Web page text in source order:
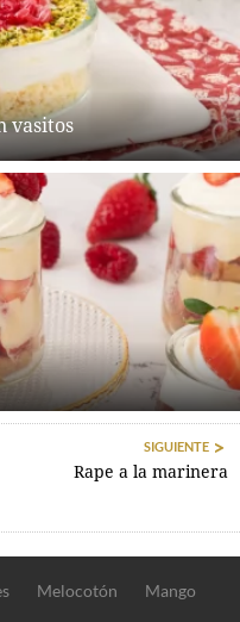
vasitos
SIGUIENTE
Rape a la marinera
Melocotón Mango